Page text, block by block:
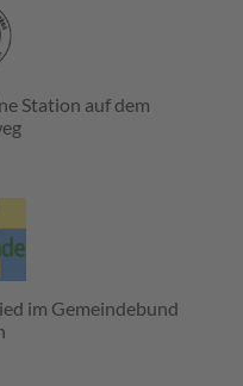
Station auf dem
im Gemeindebund